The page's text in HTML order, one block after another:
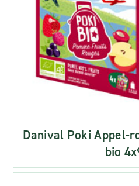
Danival Poki Appel-
bio